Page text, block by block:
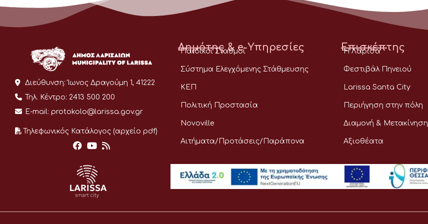
Διεύθυνση: Ίωνος Δραγούμη 1, 41222
Τηλ. Κέντρο: 2413 500 200
E-mail: protokolo@larissa.gov.gr
Τηλεφωνικός Κατάλογος (αρχείο pdf)
Δημότης & e-Υπηρεσίες
Παιδικοί Σταθμοί
Σύστημα Ελεγχόμενης Στάθμευσης
ΚΕΠ
Πολιτική Προστασία
Novoville
Αιτήματα/Προτάσεις/Παράπονα
Επισκέπτης
Η Λάρισα
Φεστιβάλ Πηνειού
Larissa Santa City
Περιήγηση στην πόλη
Διαμονή & Μετακίνηση
Αξιοθέατα